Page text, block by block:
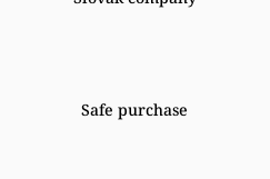
Safe purchase